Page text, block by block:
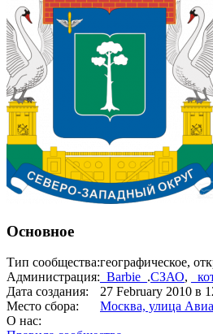
Основное
Тип сообщества:географическое,
Администрация: _Barbie_ .СЗАО,
Дата создания:
27 February 2010 в
Место сбора:
Москва, улица
О нас: